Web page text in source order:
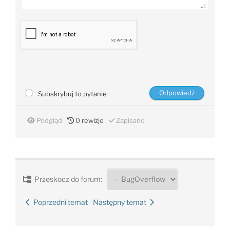
Subskrybuj to pytanie
Podgląd 0 rewizje Zapisano
Przeskocz do forum:
Poprzedni temat Następny temat